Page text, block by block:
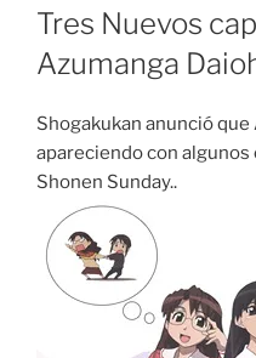
EL
Tres Nuevos
Azumanga
Shogakukan anunció
apareciendo con
Shonen Sunday..